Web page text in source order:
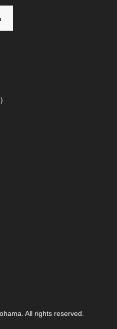
All rights reserved.